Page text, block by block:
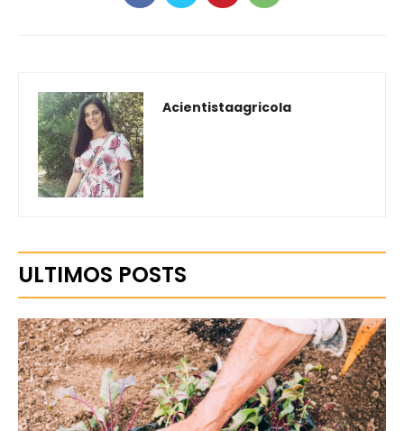
Acientistaagricola
ULTIMOS POSTS